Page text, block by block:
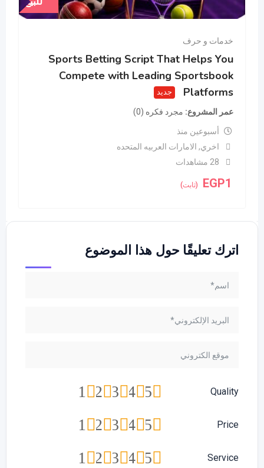
خدمات و حرف
Sports Betting Script That Helps You
Compete with Leading Sportsbook
Platforms
جديد
عمر المشروع مجرد فكره (0)
أسبوعين منذ
اخري, الامارات العربيه المتحده
28 مشاهدات
EGP1 (ثابت)
اترك تعليقًا حول هذا الموضوع
Quality
5
4
3
2
1
Price
5
4
3
2
1
Service
5
4
3
2
1